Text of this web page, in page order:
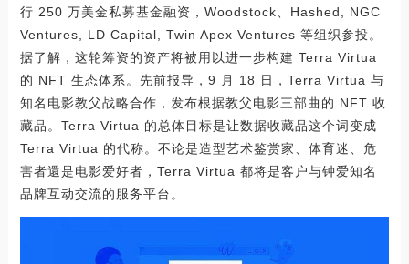
行 250 万美金私募基金融资，Woodstock、Hashed, NGC
Ventures, LD Capital, Twin Apex Ventures 等组织参投。
据了解，这轮筹资的资产将被用以进一步构建 Terra Virtua
的 NFT 生态体系。先前报导，9 月 18 日，Terra Virtua 与
知名电影教父战略合作，发布根据教父电影三部曲的 NFT 收
藏品。Terra Virtua 的总体目标是让数据收藏品这个词变成
Terra Virtua 的代称。不论是造型艺术鉴赏家、体育迷、危
害者還是电影爱好者，Terra Virtua 都将是客户与钟爱知名
品牌互动交流的服务平台。